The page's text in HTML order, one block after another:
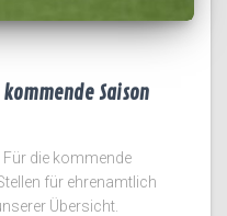
Saison
die kommende
für ehrenamtlich
Übersicht.